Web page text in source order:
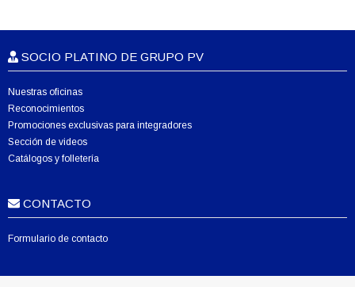
SOCIO PLATINO DE GRUPO PV
Nuestras oficinas
Reconocimientos
Promociones exclusivas para integradores
Sección de videos
Catálogos y folletería
CONTACTO
Formulario de contacto